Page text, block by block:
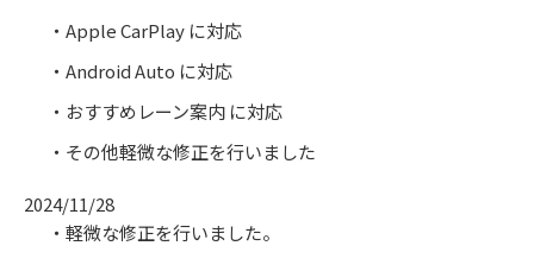
microSDカード
SDメモリーカード
・Apple CarPlay に対応
・Android Auto に対応
・おすすめレーン案内 に対応
・その他軽微な修正を行いました
2024/11/28
・軽微な修正を行いました。